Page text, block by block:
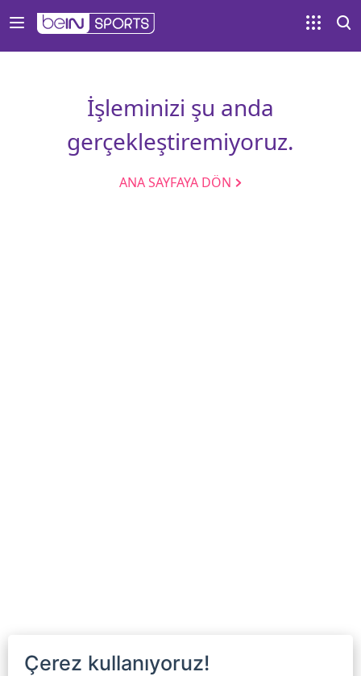
İşleminizi şu anda
gerçekleştiremiyoruz.
ANA SAYFAYA DÖN
Çerez kullanıyoruz!